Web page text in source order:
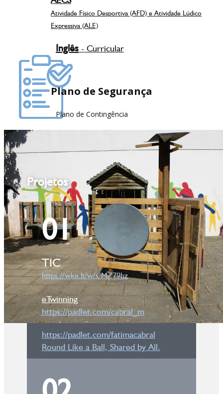
Atividade Físico Desportiva (AFD) e Atividade Lúdico
Expressiva (ALE)
Inglês - Curricular
Plano de Segurança
Plano de Contingência
Projetos
01
TIC
https://wke.lt/w/s/MZ79hz
eTwinning
https://padlet.com/cabral_m
https://padlet.com/fatimacabral
Round Like a Ball, Shared by All.